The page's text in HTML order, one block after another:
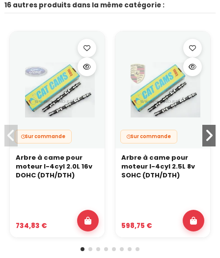
16 autres produits dans la même catégorie :
Sur commande
Arbre à came pour
moteur I-4cyl 2.0L 16v
DOHC (DTH/DTH)
734,83 €
Sur commande
Arbre à came pour
moteur I-4cyl 2.5L 8v
SOHC (DTH/DTH)
598,75 €